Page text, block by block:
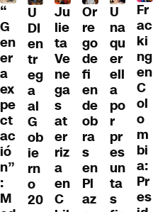
“
G
en
er
a
ex
pe
ct
ac
ió
n”
:
M
U
DI
en
tr
eg
a
al
G
ob
ie
rn
o
20
Ju
lie
ta
Ve
ne
ga
s
at
er
riz
a
en
C
Or
re
go
de
fi
en
de
ob
ra
s
en
Pl
az
U
na
qu
er
ell
a
po
r
pr
es
un
ta
s
Fr
ac
ki
ng
en
C
ol
o
m
bi
a:
Pr
es